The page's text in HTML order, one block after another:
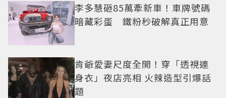
李多慧砸85萬牽新車！車牌號碼
暗藏彩蛋 鐵粉秒破解真正用意
肯爺愛妻尺度全開！穿「透視連
身衣」夜店亮相 火辣造型引爆話
題